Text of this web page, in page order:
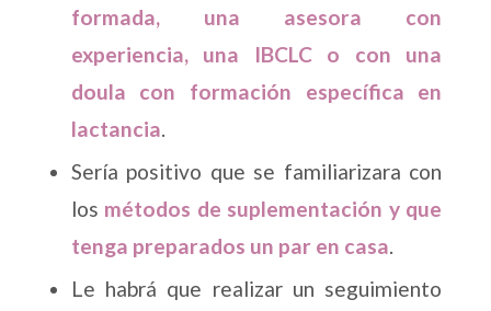
formada, una asesora con
experiencia, una IBCLC o con una
doula con formación específica en
lactancia.
Sería positivo que se familiarizara con
los métodos de suplementación y que
tenga preparados un par en casa.
Le habrá que realizar un seguimiento